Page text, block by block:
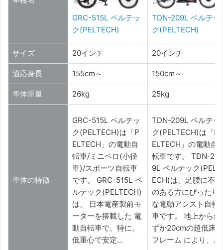
GRC-515L ペルテッ
ク(PELTECH)
TDN-209L ペルテッ
ク(PELTECH)
サイズ 20インチ 20インチ
適応身長 155cm～ 150cm～
車体重量 26kg 25kg
車体の特徴
GRC-515L ペルテッ
ク(PELTECH)は「P
ELTECH」の電動自
転車/ミニベロ(小径
車)/スポーツ自転車
です。 GRC-515L ペ
ルテック(PELTECH)
は、 日本電産製前モ
ーターを搭載した 電
動自転車で、特に、
低重心で安定…
TDN-209L ペルテッ
ク(PELTECH)は「P
ELTECH」の電動自
転車です。 TDN-20
9L ペルテック(PELT
ECH)は、足腰に不安
のある方にぴったり
な電動アシスト自転
車です。 地上からわ
ずか20cmの超低床
フレーム により、…